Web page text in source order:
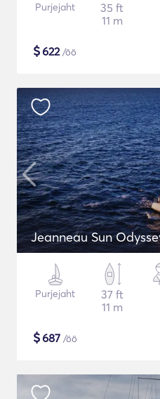
Purjejaht
35 ft
11 m
$622/öö
Jeanneau Sun
Purjejaht
37 ft
11 m
$687 /öö